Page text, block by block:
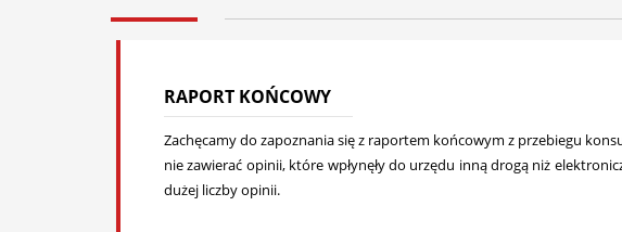
RAPORT KOŃCOWY
Zachęcamy do zapoznania się z raportem końcowym z przebiegu
nie zawierać opinii, które wpłynęły do urzędu inną drogą niż
dużej liczby opinii.